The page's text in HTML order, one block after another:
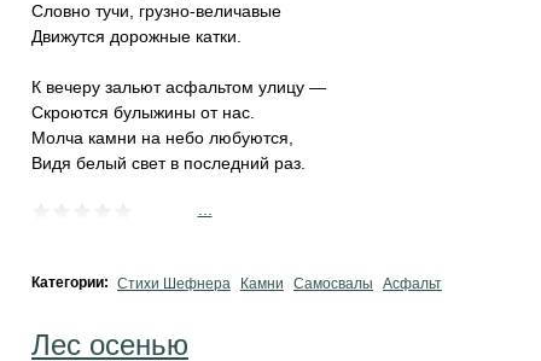
Словно тучи, грузно-величавые
Движутся дорожные катки.
К вечеру зальют асфальтом улицу —
Скроются булыжины от нас.
Молча камни на небо любуются,
Видя белый свет в последний раз.
Категории: Стихи Шефнера Камни Самосвалы Асфальт
Лес осенью